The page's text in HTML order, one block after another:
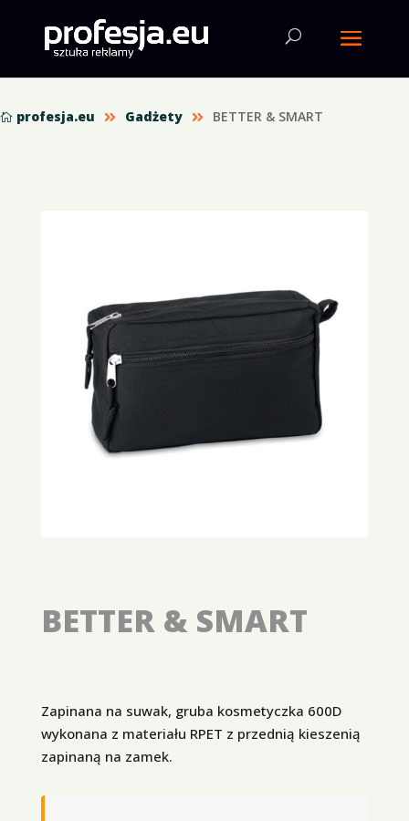
 profesja.eu  Gadżety  BETTER & SMART
BETTER & SMART
Zapinana na suwak, gruba kosmetyczka 600D
wykonana z materiału RPET z przednią kieszenią
zapinaną na zamek.